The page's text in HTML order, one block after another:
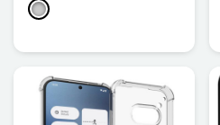
Transparent